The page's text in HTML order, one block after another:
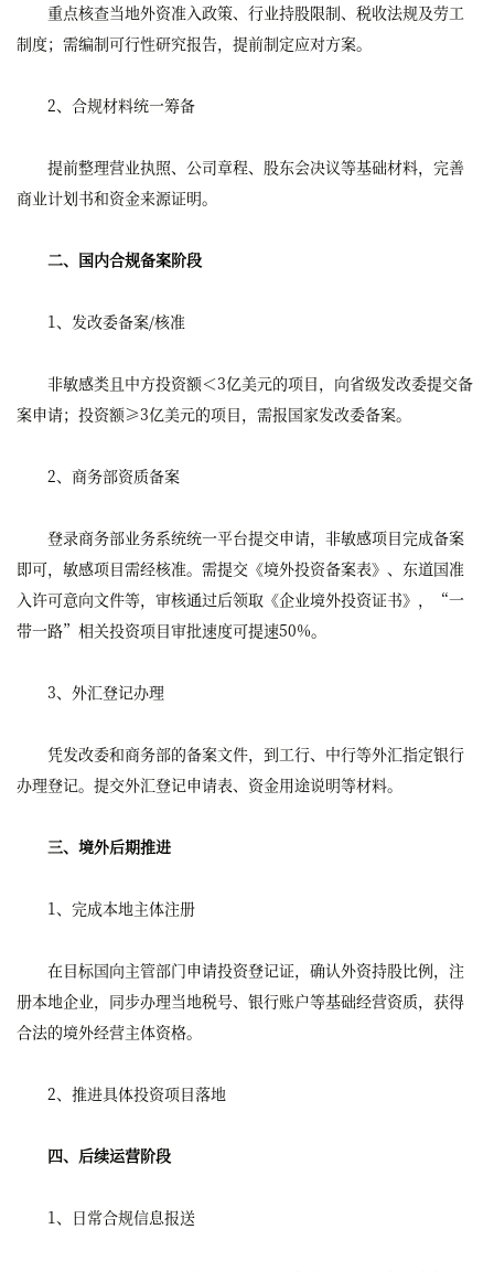
重点核查当地外资准入政策、行业持股限制、税收法规及劳工
制度；需编制可行性研究报告，提前制定应对方案。
2、合规材料统一筹备
提前整理营业执照、公司章程、股东会决议等基础材料，完善
商业计划书和资金来源证明。
二、国内合规备案阶段
1、发改委备案/核准
非敏感类且中方投资额＜3亿美元的项目，向省级发改委提交备
案申请；投资额≥3亿美元的项目，需报国家发改委备案。
2、商务部资质备案
登录商务部业务系统统一平台提交申请，非敏感项目完成备案
即可，敏感项目需经核准。需提交《境外投资备案表》、东道国准
入许可意向文件等，审核通过后领取《企业境外投资证书》，“一
带一路”相关投资项目审批速度可提速50%。
3、外汇登记办理
凭发改委和商务部的备案文件，到工行、中行等外汇指定银行
办理登记。提交外汇登记申请表、资金用途说明等材料。
三、境外后期推进
1、完成本地主体注册
在目标国向主管部门申请投资登记证，确认外资持股比例，注
册本地企业，同步办理当地税号、银行账户等基础经营资质，获得
合法的境外经营主体资格。
2、推进具体投资项目落地
四、后续运营阶段
1、日常合规信息报送